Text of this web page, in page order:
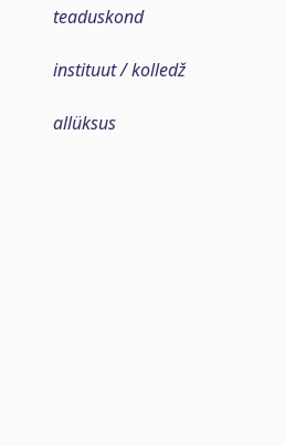
teaduskond
instituut / kolledž
allüksus